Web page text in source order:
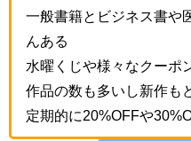
一般書籍とビジネス書や
んある
水曜くじや様々なクーポ
作品の数も多いし新作も
定期的に20%OFFや